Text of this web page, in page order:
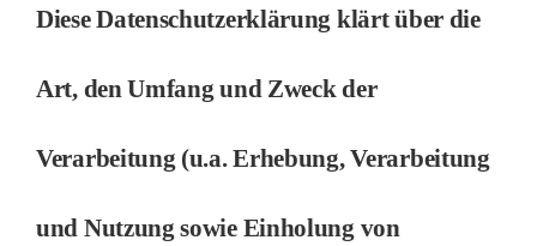
Diese Datenschutzerklärung klärt über die
Art, den Umfang und Zweck der
Verarbeitung (u.a. Erhebung, Verarbeitung
und Nutzung sowie Einholung von